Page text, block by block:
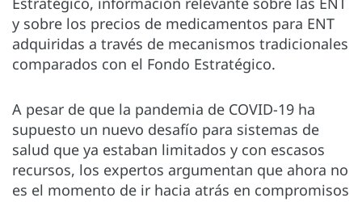
y sobre los precios de medicamentos para ENT
adquiridas a través de mecanismos tradicionales
comparados con el Fondo Estratégico.
A pesar de que la pandemia de COVID-19 ha
supuesto un nuevo desafío para sistemas de
salud que ya estaban limitados y con escasos
recursos, los expertos argumentan que ahora no
es el momento de ir hacia atrás en compromisos